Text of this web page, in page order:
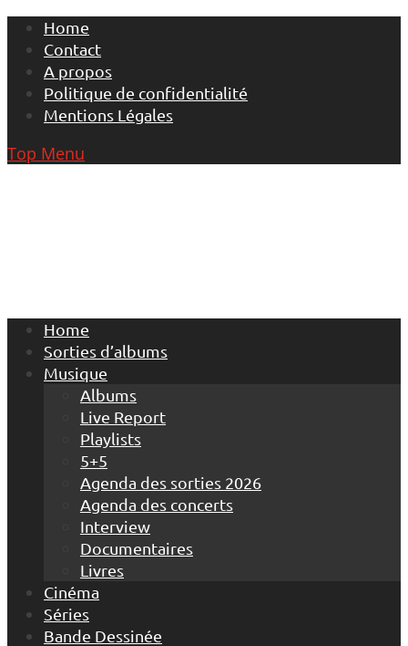
Skip
content
Home
Contact
A propos
Politique de confidentialité
Mentions Légales
Top Menu
Home
Sorties d’albums
Musique
Albums
Live Report
Playlists
5+5
Agenda des sorties 2026
Agenda des concerts
Interview
Documentaires
Livres
Cinéma
Séries
Bande Dessinée